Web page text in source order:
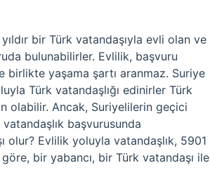
bir Türk vatandaşıyla evli olan ve
bulunabilirler. Evlilik, başvuru
yaşama şartı aranmaz. Suriye
Türk vatandaşlığı edinirler Türk
olabilir. Ancak, Suriyelilerin geçici
başvurusunda
olur? Evlilik yoluyla vatandaşlık, 5901
göre, bir yabancı, bir Türk vatandaşı ile